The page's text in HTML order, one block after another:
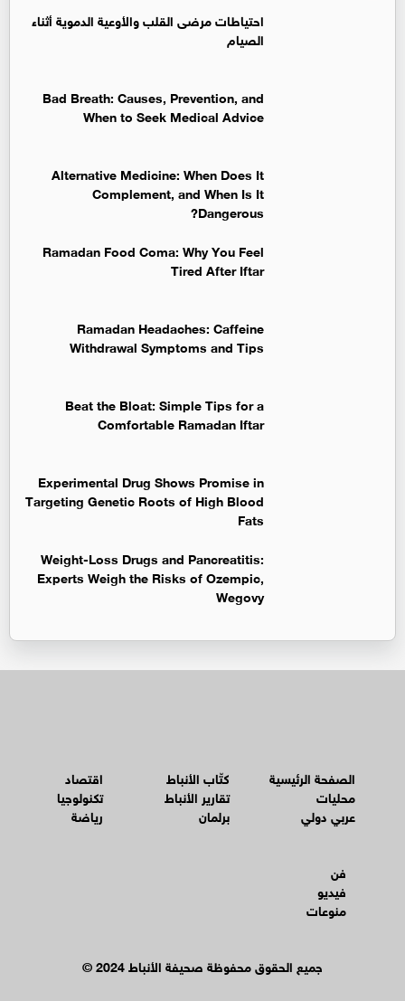
‏احتياطات مرضى القلب والأوعية الدموية أثناء
الصيام
Bad Breath: Causes, Prevention, and
When to Seek Medical Advice
Alternative Medicine: When Does It
Complement, and When Is It
Dangerous?
Ramadan Food Coma: Why You Feel
Tired After Iftar
Ramadan Headaches: Caffeine
Withdrawal Symptoms and Tips
Beat the Bloat: Simple Tips for a
Comfortable Ramadan Iftar
Experimental Drug Shows Promise in
Targeting Genetic Roots of High Blood
Fats
Weight-Loss Drugs and Pancreatitis:
Experts Weigh the Risks of Ozempic,
Wegovy
الصفحة الرئيسية
محليات
عربي دولي
كتّاب الأنباط
تقارير الأنباط
برلمان
اقتصاد
تكنولوجيا
رياضة
فن
فيديو
منوعات
© جميع الحقوق محفوظة صحيفة الأنباط 2024